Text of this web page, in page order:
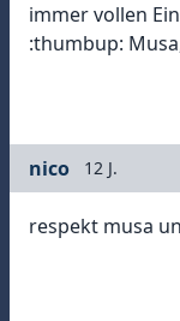
immer vollen
:thumbup:
nico 12 J.
respekt musa